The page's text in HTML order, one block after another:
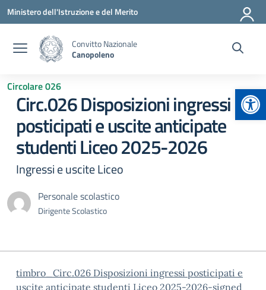
Vai ai contenuti
Vai al menu di navigazione
Vai al footer
Ministero dell'Istruzione e del Merito
Convitto Nazionale
Canopoleno
Circolare 026
Circ.026 Disposizioni ingressi
posticipati e uscite anticipate
studenti Liceo 2025-2026
Ingressi e uscite Liceo
Personale scolastico
Dirigente Scolastico
timbro_Circ.026 Disposizioni ingressi posticipati e
uscite anticipate studenti Liceo 2025-2026-signed